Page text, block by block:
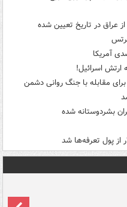
عراق در تاریخ تعیین شده
ارتش اسرائیل!
مقابله با جنگ روانی دشمن
بشردوستانه شده